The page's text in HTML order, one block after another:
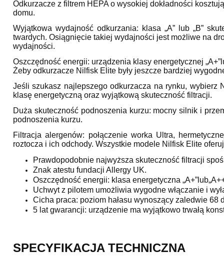
Odkurzacze z filtrem HEPA o wysokiej dokładności
domu.
Wyjątkowa wydajność odkurzania: klasa „A” lub „B”
twardych. Osiągnięcie takiej wydajności jest możliwe na
wydajności.
Oszczędność energii: urządzenia klasy energetycznej
Żeby odkurzacze Nilfisk Elite były jeszcze bardziej
Jeśli szukasz najlepszego odkurzacza na rynku,
klasę energetyczną oraz wyjątkową skuteczność filtracji.
Duża skuteczność podnoszenia kurzu: mocny silnik i
podnoszenia kurzu.
Filtracja alergenów: połączenie worka Ultra,
roztocza i ich odchody. Wszystkie modele Nilfisk Elite
Prawdopodobnie najwyższa skuteczność filtracji
Znak atestu fundacji Allergy UK.
Oszczędność energii: klasa energetyczna
Uchwyt z pilotem umożliwia wygodne włączanie i
Cicha praca: poziom hałasu wynoszący zaledwie 68
5 lat gwarancji: urządzenie ma wyjątkowo trwałą
SPECYFIKACJA TECHNICZNA